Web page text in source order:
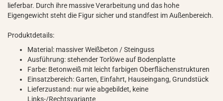
lieferbar. Durch ihre massive Verarbeitung und das hohe
Eigengewicht steht die Figur sicher und standfest im Außenbereich.
Produktdetails:
Material: massiver Weißbeton / Steinguss
Ausführung: stehender Torlöwe auf Bodenplatte
Farbe: Betonweiß mit leicht farbigen Oberflächenstrukturen
Einsatzbereich: Garten, Einfahrt, Hauseingang, Grundstück
Lieferzustand: nur wie abgebildet, keine
Links-/Rechtsvariante